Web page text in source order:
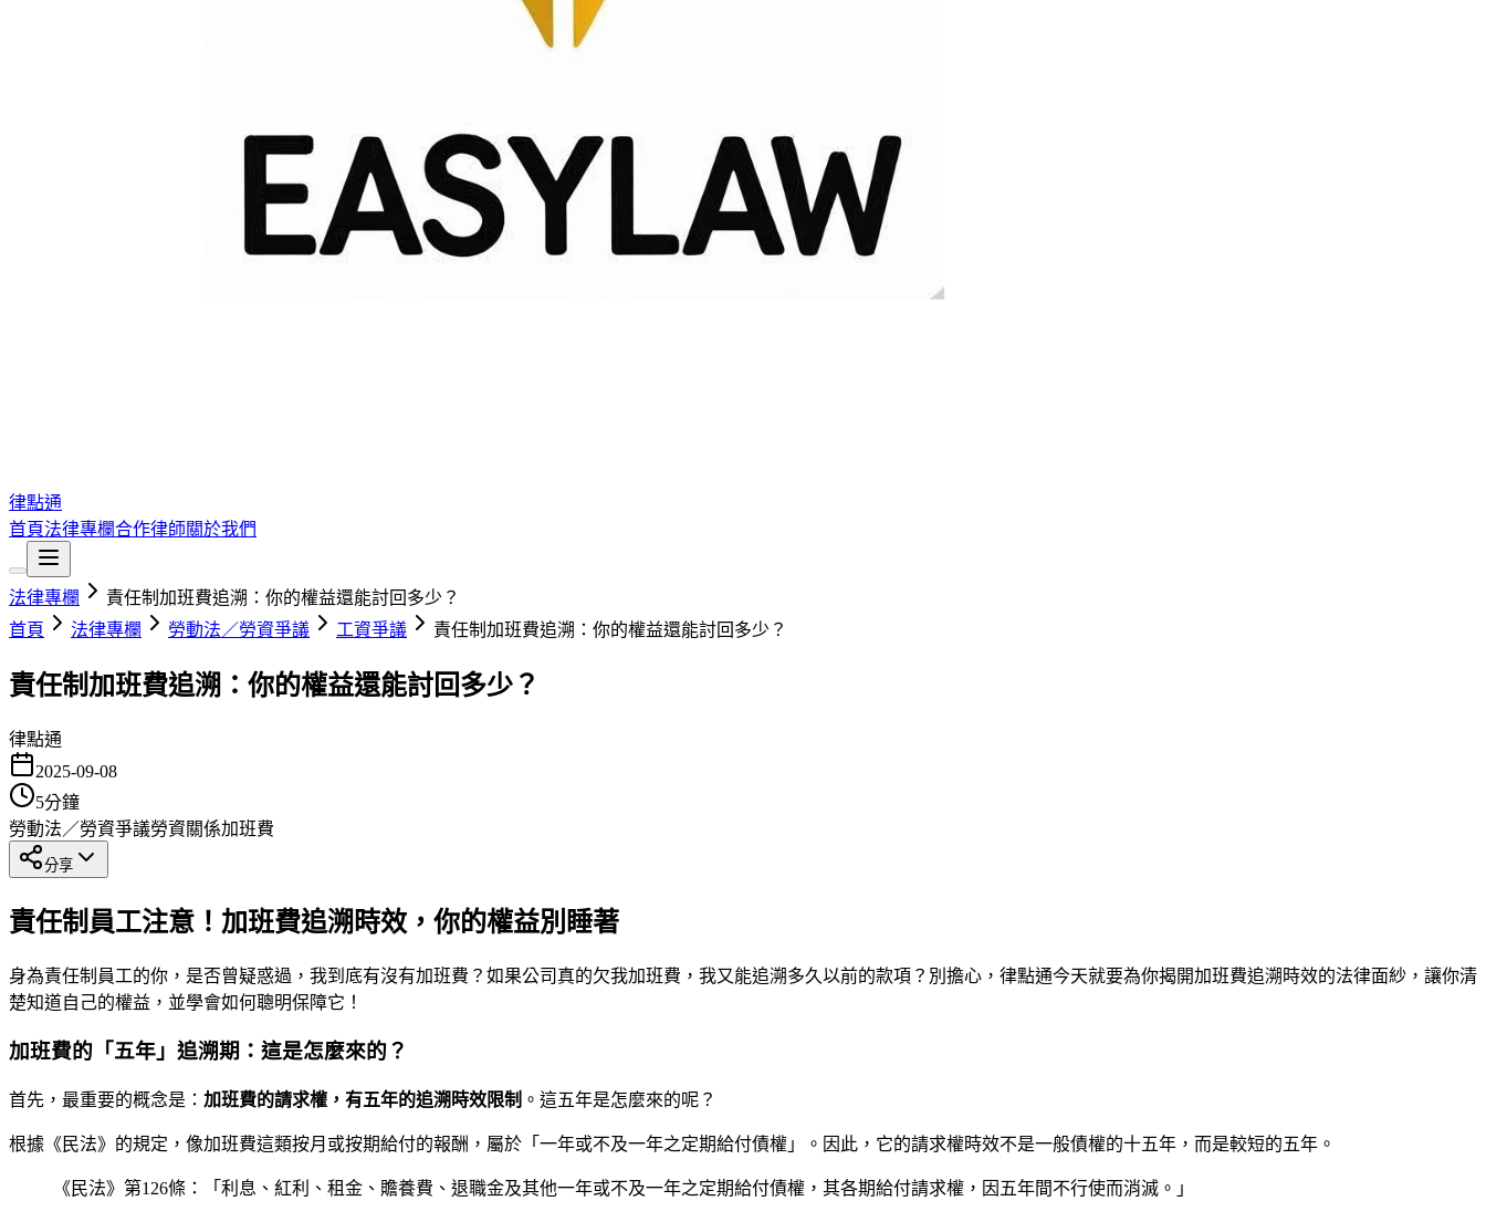
律點通
首頁法律專欄合作律師關於我們
法律專欄
責任制加班費追溯：你的權益還能討回多少？
首頁
法律專欄 勞動法／勞資爭議 工資爭議 責任制加班費追溯：你的權益還能討回多少？
責任制加班費追溯：你的權益還能討回多少？
律點通
2025-09-08
5分鐘
勞動法／勞資爭議勞資關係加班費
分享
責任制員工注意！加班費追溯時效，你的權益別睡著
身為責任制員工的你，是否曾疑惑過，我到底有沒有加班費？如果公司真的欠我加班費，我又能追溯多久以前的款項？別擔心，律點通今天就要為你揭開加班費追溯時效的法律面紗，讓你清
楚知道自己的權益，並學會如何聰明保障它！
加班費的「五年」追溯期：這是怎麼來的？
首先，最重要的概念是： 加班費的請求權，有五年的追溯時效限制 。這五年是怎麼來的呢？
根據《民法》的規定，像加班費這類按月或按期給付的報酬，屬於「一年或不及一年之定期給付債權」。因此，它的請求權時效不是一般債權的十五年，而是較短的五年。
《民法》第126條：「利息、紅利、租金、贍養費、退職金及其他一年或不及一年之定期給付債權，其各期給付請求權，因五年間不行使而消滅。」